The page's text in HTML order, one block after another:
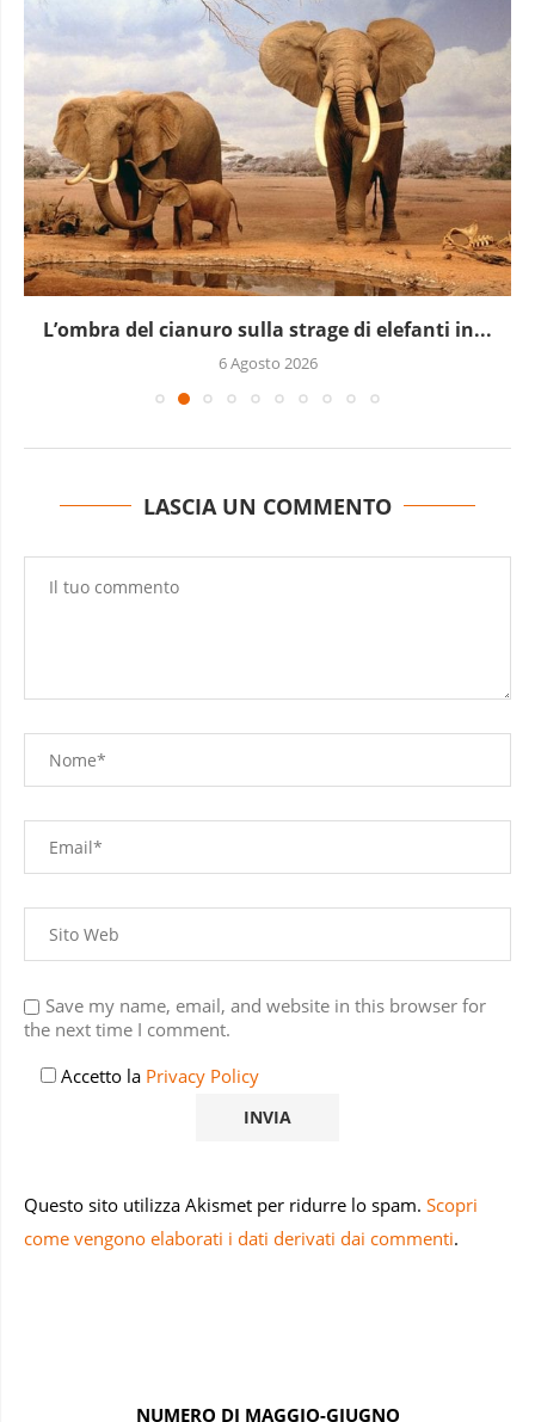
L’ombra del cianuro sulla strage di elefanti in...
6 Agosto 2026
LASCIA UN COMMENTO
Save my name, email, and website in this browser for
the next time I comment.
Accetto la Privacy Policy
Questo sito utilizza Akismet per ridurre lo spam. Scopri
come vengono elaborati i dati derivati dai commenti.
NUMERO DI MAGGIO-GIUGNO